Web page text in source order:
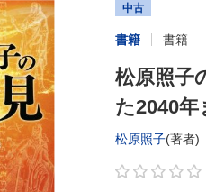
中古
書籍 書籍
松原照子
た2040
松原照子(著者)